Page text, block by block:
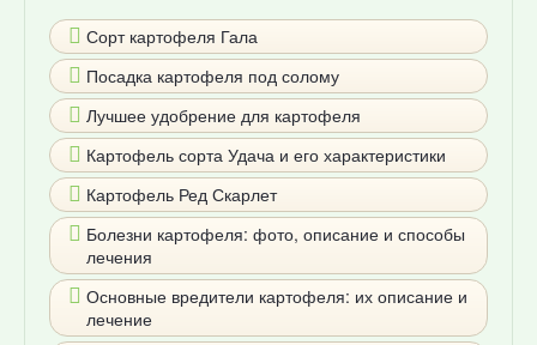
Сорт картофеля Гала
Посадка картофеля под солому
Лучшее удобрение для картофеля
Картофель сорта Удача и его характеристики
Картофель Ред Скарлет
Болезни картофеля: фото, описание и способы
лечения
Основные вредители картофеля: их описание и
лечение